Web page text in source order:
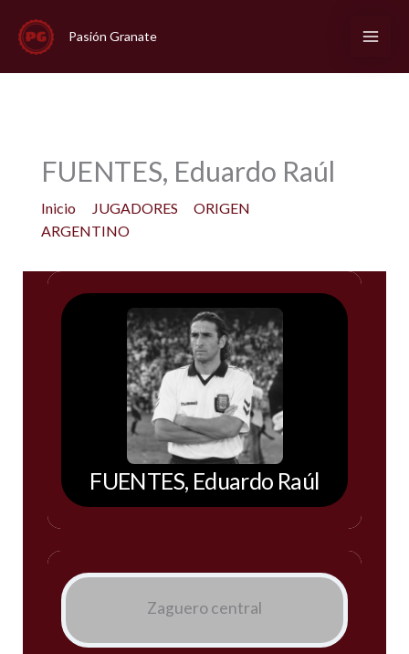
contenido
Pasión Granate
FUENTES, Eduardo Raúl
Inicio JUGADORES
ORIGEN
ARGENTINO
FUENTES, Eduardo Raúl
Zaguero central